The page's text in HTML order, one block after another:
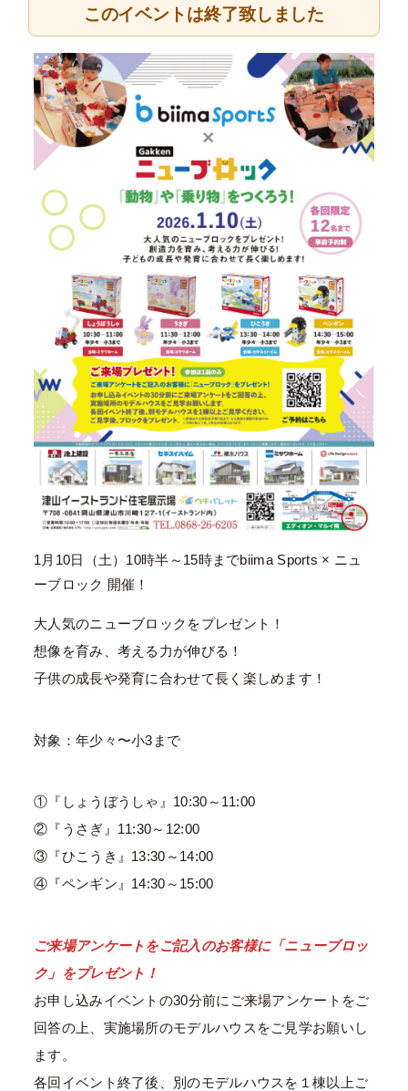
このイベントは終了致しました
1月10日（土）10時半～15時までbiima Sports × ニュ
ーブロック 開催！
大人気のニューブロックをプレゼント！
想像を育み、考える力が伸びる！
子供の成長や発育に合わせて長く楽しめます！
対象：年少々〜小3まで
①『しょうぼうしゃ』10:30～11:00
②『うさぎ』11:30～12:00
③『ひこうき』13:30～14:00
④『ペンギン』14:30～15:00
ご来場アンケートをご記入のお客様に「ニューブロッ
ク」をプレゼント！
お申し込みイベントの30分前にご来場アンケートをご
回答の上、実施場所のモデルハウスをご見学お願いし
ます。
各回イベント終了後、別のモデルハウスを１棟以上ご